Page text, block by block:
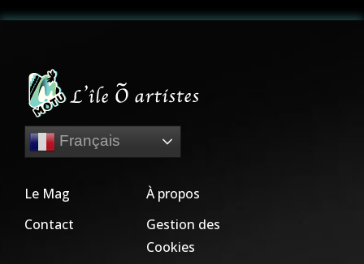
Français
Le Mag
À propos
Contact
Gestion des
Cookies